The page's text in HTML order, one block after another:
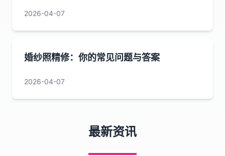
2026-04-07
婚纱照精修：你的常见问题与答案
2026-04-07
最新资讯